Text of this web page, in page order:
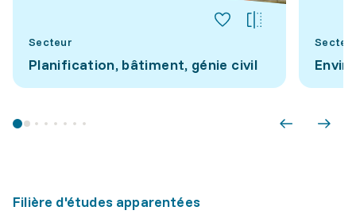
Secteur
Planification, bâtiment, génie civil
Filière d'études apparentées